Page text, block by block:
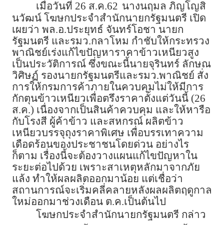
เมื่อวันที่ 26 ส.ค.62 นางนฤมล ภิญโญสิ
นวัฒน์ โฆษกประจำสำนักนายกรัฐมนตรี เปิด
เผยว่า พล.อ.ประยุทธ์ จันทร์โอชา นายก
รัฐมนตรี และรมว.กลาโหม กำชับให้กระทรวง
พาณิชย์เร่งแก้ไขปัญหาราคาข้าวเหนียวสูง
เป็นประวัติการณ์ ซึ่งขณะนี้นายจุรินทร์ ลักษณ
วิศิษฏ์ รองนายกรัฐมนตรีและรมว.พาณิชย์ สั่ง
การให้กรมการค้าภายในควบคุมไม่ให้มีการ
กักตุนข้าวเหนียวเพื่อตรึงราคาตั้งแต่วันนี้ (26
ส.ค.) เนื่องจากเป็นสินค้าควบคุม และให้หารือ
กับโรงสี ผู้ค้าข้าว และสหกรณ์ ผลิตข้าว
เหนียวบรรจุถุงราคาพิเศษ เพื่อบรรเทาความ
เดือดร้อนของประชาชนโดยด่วน อย่างไร
ก็ตาม เรื่องนี้จะต้องวางแผนแก้ไขปัญหาใน
ระยะต่อไปด้วย เพราะสาเหตุหลักมาจากภัย
แล้ง ทำให้ผลผลิตออกมาน้อย แต่เชื่อว่า
สถานการณ์จะเริ่มคลี่คลายหลังผลผลิตฤดูกาล
ใหม่ออกมาช่วงเดือน ต.ค.เป็นต้นไป
โฆษกประจำสำนักนายกรัฐมนตรี กล่าว